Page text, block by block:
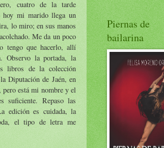
cuatro de la tarde
hoy mi marido llega un
lo miro; en sus manos
Me da un poco
tengo que hacerlo, allí
Observo la portada, la
libros de la colección
Diputación de Jaén, en
pero está mi nombre y el
suficiente. Repaso las
edición es cuidada, la
el tipo de letra me
Piernas de
bailarina